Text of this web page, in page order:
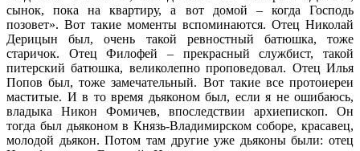
сынок, пока на квартиру, а вот домой – когда Господь
позовет». Вот такие моменты вспоминаются. Отец Николай
Дерицын был, очень такой ревностный батюшка, тоже
старичок. Отец Филофей – прекрасный службист, такой
питерский батюшка, великолепно проповедовал. Отец Илья
Попов был, тоже замечательный. Вот такие все протоиереи
маститые. И в то время дьяконом был, если я не ошибаюсь,
владыка Никон Фомичев, впоследствии архиепископ. Он
тогда был дьяконом в Князь-Владимирском соборе, красавец,
молодой дьякон. Потом там другие уже дьяконы были: отец